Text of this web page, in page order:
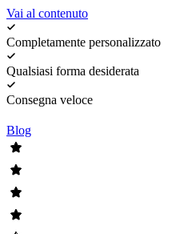
Vai al contenuto
Completamente personalizzato
Qualsiasi forma desiderata
Consegna veloce
Blog